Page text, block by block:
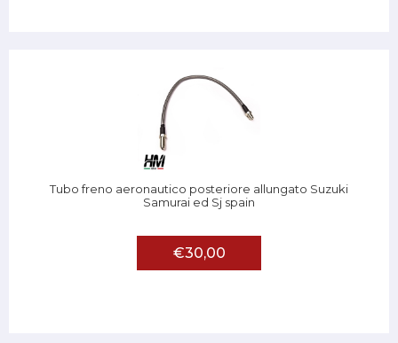
Tubo freno aeronautico posteriore allungato Suzuki
Samurai ed Sj spain
€30,00